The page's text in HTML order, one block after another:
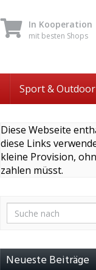
In Kooperation
mit besten Shops
Sport & Outdoor
Diese Webseite
diese Links
kleine Provision,
zahlen müsst.
Neueste Beiträge